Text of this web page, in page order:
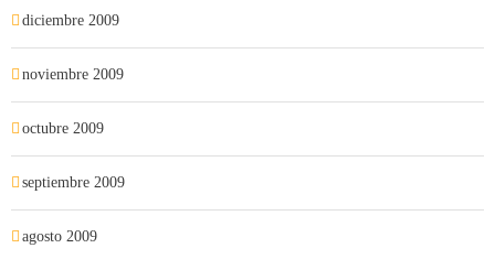
diciembre 2009
noviembre 2009
octubre 2009
septiembre 2009
agosto 2009